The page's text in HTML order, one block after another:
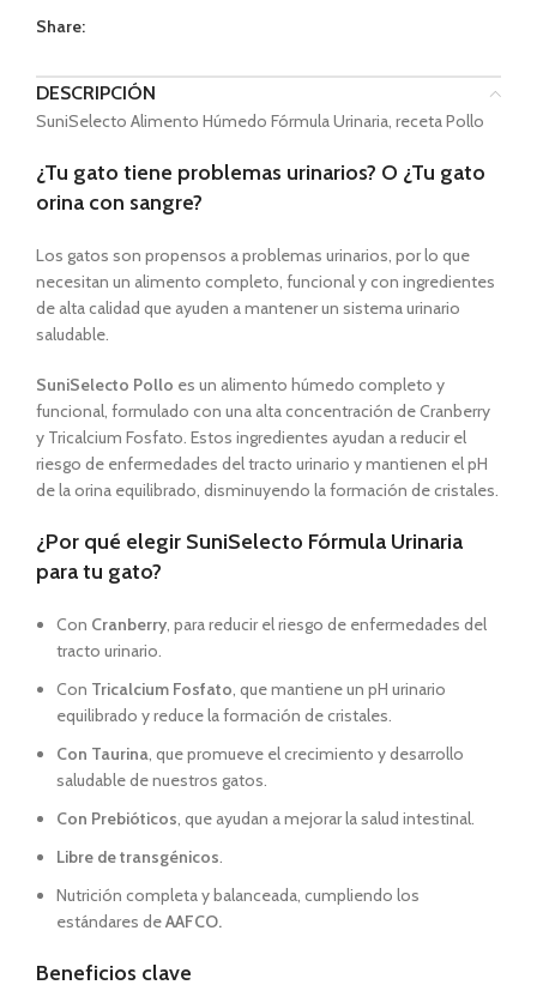
Share:
DESCRIPCIÓN
SuniSelecto Alimento Húmedo Fórmula Urinaria, receta Pollo
¿Tu gato tiene problemas urinarios? O ¿Tu gato
orina con sangre?
Los gatos son propensos a problemas urinarios, por lo que
necesitan un alimento completo, funcional y con ingredientes
de alta calidad que ayuden a mantener un sistema urinario
saludable.
SuniSelecto Pollo es un alimento húmedo completo y
funcional, formulado con una alta concentración de Cranberry
y Tricalcium Fosfato. Estos ingredientes ayudan a reducir el
riesgo de enfermedades del tracto urinario y mantienen el pH
de la orina equilibrado, disminuyendo la formación de cristales.
¿Por qué elegir SuniSelecto Fórmula Urinaria
para tu gato?
Con Cranberry, para reducir el riesgo de enfermedades del
tracto urinario.
Con Tricalcium Fosfato, que mantiene un pH urinario
equilibrado y reduce la formación de cristales.
Con Taurina, que promueve el crecimiento y desarrollo
saludable de nuestros gatos.
Con Prebióticos, que ayudan a mejorar la salud intestinal.
Libre de transgénicos.
Nutrición completa y balanceada, cumpliendo los
estándares deAAFCO.
Beneficios clave